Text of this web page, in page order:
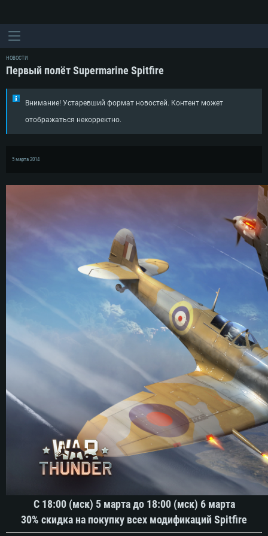
НОВОСТИ
Первый полёт Supermarine Spitfire
Внимание! Устаревший формат новостей. Контент может
отображаться некорректно.
5 марта 2014
С 18:00 (мск) 5 марта до 18:00 (мск) 6 марта
30% скидка на покупку всех модификаций Spitfire